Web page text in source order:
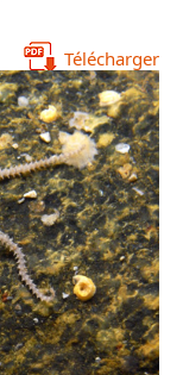
Télécharger